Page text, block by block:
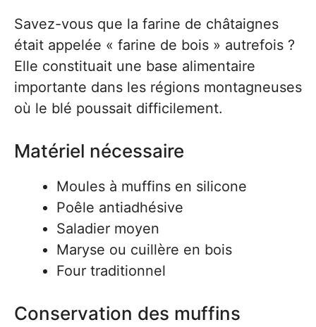
Savez-vous que la farine de châtaignes
était appelée « farine de bois » autrefois ?
Elle constituait une base alimentaire
importante dans les régions montagneuses
où le blé poussait difficilement.
Matériel nécessaire
Moules à muffins en silicone
Poêle antiadhésive
Saladier moyen
Maryse ou cuillère en bois
Four traditionnel
Conservation des muffins